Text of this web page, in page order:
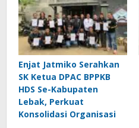
Enjat Jatmiko Serahkan
SK Ketua DPAC BPPKB
HDS Se-Kabupaten
Lebak, Perkuat
Konsolidasi Organisasi